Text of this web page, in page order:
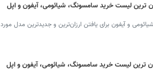
ترین لیست خرید سامسونگ، شیائومی، آیفون و اپل
و آیفون برای یافتن ارزان‌ترین و جدیدترین مدل مورد
ترین لیست خرید سامسونگ، شیائومی، آیفون و اپل